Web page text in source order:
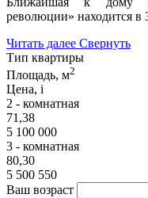
революции» находится в
Читать далее Свернуть
Тип квартиры
Площадь, м2
Цена, i
2 - комнатная
71,38
5 100 000
3 - комнатная
80,30
5 500 550
Ваш возраст